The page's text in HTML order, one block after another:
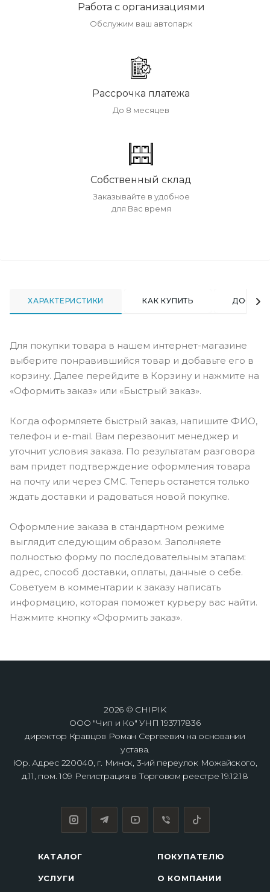
Работа с организациями
Обслужим ваш автопарк
Рассрочка платежа
До 8 месяцев
Собственный склад
Заказывайте в удобное
для Вас время
ХАРАКТЕРИСТИКИ КАК КУПИТЬ
Для покупки товара в нашем интернет-магазине
выберите понравившийся товар и добавьте его в
корзину. Далее перейдите в Корзину и нажмите на
«Оформить заказ» или «Быстрый заказ».
Когда оформляете быстрый заказ, напишите ФИО,
телефон и e-mail. Вам перезвонит менеджер и
уточнит условия заказа. По результатам разговора
вам придет подтверждение оформления товара
на почту или через СМС. Теперь останется только
ждать доставки и радоваться новой покупке.
Оформление заказа в стандартном режиме
выглядит следующим образом. Заполняете
полностью форму по последовательным этапам:
адрес, способ доставки, оплаты, данные о себе.
Советуем в комментарии к заказу написать
информацию, которая поможет курьеру вас найти.
Нажмите кнопку «Оформить заказ».
2026 © CHIPIK
ООО "Чип и Ко" УНП 193717836
директор Кравцов Роман Сергеевич на основании
устава.
Юр. Адрес 220040, г. Минск, 3-ий переулок Можайского,
д.11, пом. 109 Регистрация в Торговом реестре 19.12.18
КАТАЛОГ
УСЛУГИ
ПОКУПАТЕЛЮ
О КОМПАНИИ